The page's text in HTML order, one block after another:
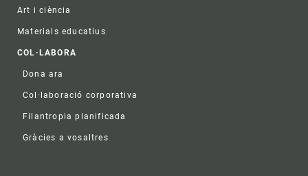
Art i ciència
Materials educatius
COL·LABORA
Dona ara
Col·laboració corporativa
Filantropia planificada
Gràcies a vosaltres